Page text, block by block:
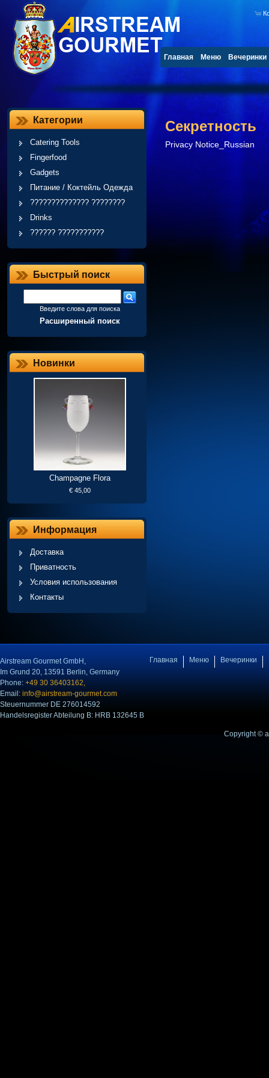
Главная Меню Вечеринки
Категории
Catering Tools
Fingerfood
Gadgets
Питание / Коктейль Одежда
?????????????? ????????
Drinks
?????? ???????????
Быстрый поиск
Введите слова для поиска
Расширенный поиск
Новинки
Champagne Flora
€ 45,00
Информация
Доставка
Приватность
Условия использования
Контакты
Секретность
Privacy Notice_Russian
Airstream Gourmet GmbH,
Im Grund 20, 13591 Berlin, Germany
Phone: +49 30 36403162,
Email: info@airstream-gourmet.com
Steuernummer DE 276014592
Handelsregister Abteilung B: HRB 132645 B
Главная Меню Вечеринки
Copyright ©